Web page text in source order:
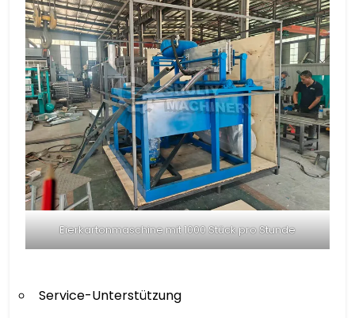
Eierkartonmaschine mit 1000 Stück pro Stunde
Service-Unterstützung